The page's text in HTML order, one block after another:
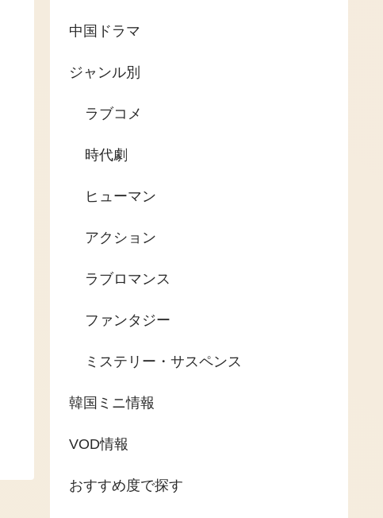
中国ドラマ
ジャンル別
ラブコメ
時代劇
ヒューマン
アクション
ラブロマンス
ファンタジー
ミステリー・サスペンス
韓国ミニ情報
VOD情報
おすすめ度で探す